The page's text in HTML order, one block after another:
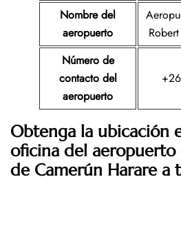
Nombre del
aeropuerto
Número de
contacto del
aeropuerto
Obtenga la ubicación
oficina del aeropuerto
de Camerún Harare a